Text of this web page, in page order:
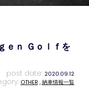
ｅｎ Ｇｏｌｆを
post date: 2020.09.12
OTHER ,納車情報一覧